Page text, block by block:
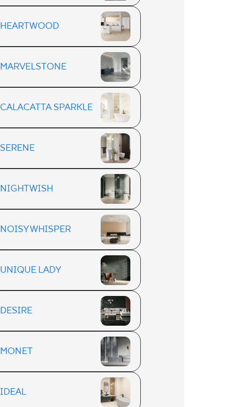
HEARTWOOD
MARVELSTONE
CALACATTA SPARKLE
SERENE
NIGHTWISH
NOISY WHISPER
UNIQUE LADY
DESIRE
MONET
IDEAL